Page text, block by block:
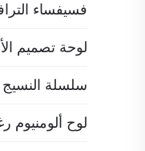
فسيفساء
لوحة تصميم
سلسلة النسيج
لوح ألومنيوم